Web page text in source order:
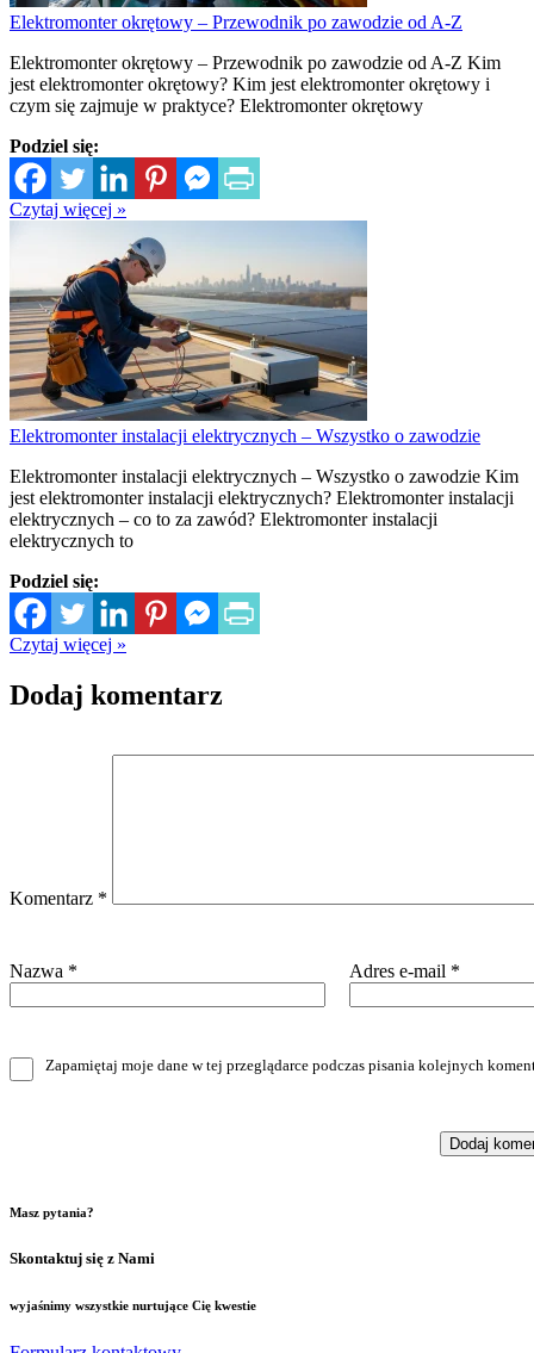
Elektromonter okrętowy – Przewodnik po zawodzie od A-Z
Elektromonter okrętowy – Przewodnik po zawodzie od A-Z Kim
jest elektromonter okrętowy? Kim jest elektromonter okrętowy i
czym się zajmuje w praktyce? Elektromonter okrętowy
Podziel się:
Czytaj więcej »
Elektromonter instalacji elektrycznych – Wszystko o zawodzie
Elektromonter instalacji elektrycznych – Wszystko o zawodzie Kim
jest elektromonter instalacji elektrycznych? Elektromonter instalacji
elektrycznych – co to za zawód? Elektromonter instalacji
elektrycznych to
Podziel się:
Czytaj więcej »
Dodaj komentarz
Komentarz *
Nazwa * Adres e-mail *
Zapamiętaj moje dane w tej przeglądarce podczas pisania kolejnych
Masz pytania?
Skontaktuj się z Nami
wyjaśnimy wszystkie nurtujące Cię kwestie